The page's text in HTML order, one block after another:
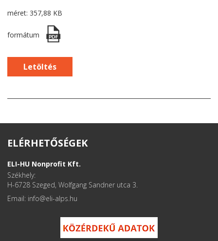
méret: 357,88 KB
formátum
Letöltés
ELÉRHETŐSÉGEK
ELI-HU Nonprofit Kft.
Székhely:
H-6728 Szeged, Wolfgang Sandner utca 3.
Email: info